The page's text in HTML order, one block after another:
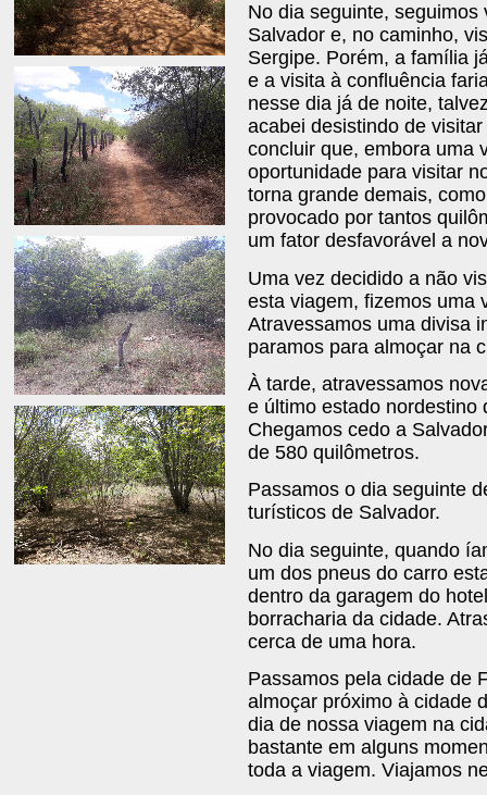
No dia seguinte,
Salvador e, no caminho,
Sergipe. Porém, a família
e a visita à confluência
nesse dia já de noite,
acabei desistindo de
concluir que, embora uma
oportunidade para visitar
torna grande demais,
provocado por tantos
um fator desfavorável a
Uma vez decidido a não
esta viagem, fizemos uma
Atravessamos uma divisa
paramos para almoçar na
À tarde, atravessamos
e último estado nordestino
Chegamos cedo a
de 580 quilômetros.
Passamos o dia seguinte
turísticos de Salvador.
No dia seguinte, quando
um dos pneus do carro
dentro da garagem do
borracharia da cidade.
cerca de uma hora.
Passamos pela cidade de
almoçar próximo à cidade
dia de nossa viagem na
bastante em alguns
toda a viagem. Viajamos